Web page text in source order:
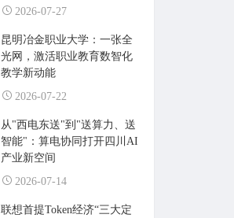
2026-07-27
昆明冶金职业大学：一张全
光网，激活职业教育数智化
教学新动能
2026-07-22
从"西电东送"到"送算力、送
智能"：算电协同打开四川AI
产业新空间
2026-07-14
联想首提Token经济“三大定